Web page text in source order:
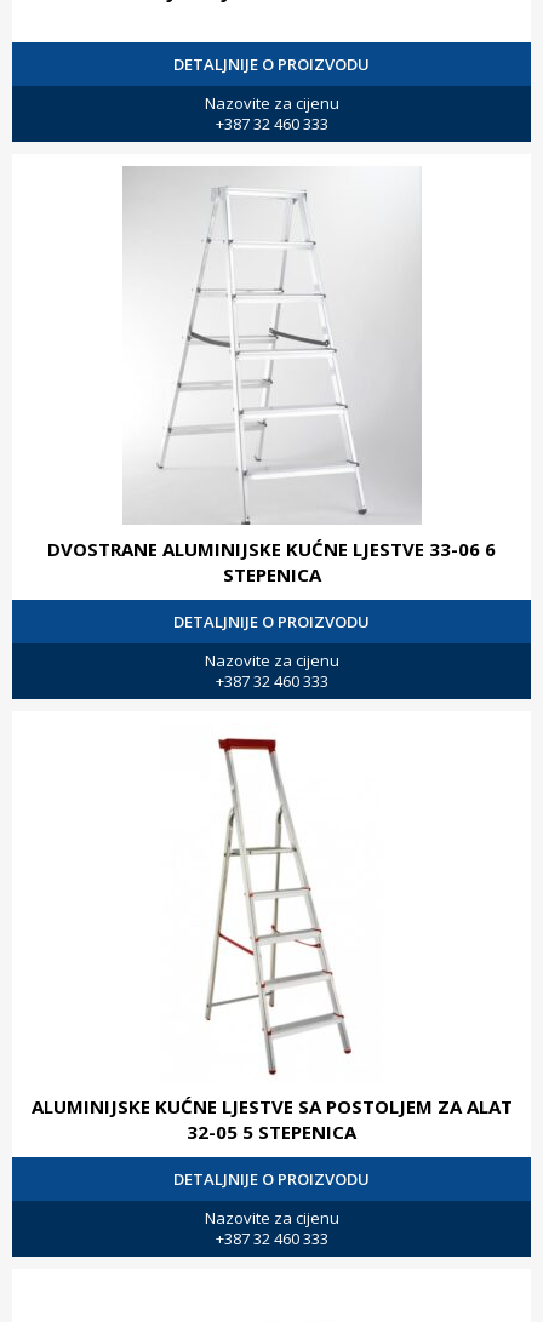
DETALJNIJE O PROIZVODU
Nazovite za cijenu
+387 32 460 333
DVOSTRANE ALUMINIJSKE KUĆNE LJESTVE 33-06 6
STEPENICA
DETALJNIJE O PROIZVODU
Nazovite za cijenu
+387 32 460 333
ALUMINIJSKE KUĆNE LJESTVE SA POSTOLJEM ZA ALAT
32-05 5 STEPENICA
DETALJNIJE O PROIZVODU
Nazovite za cijenu
+387 32 460 333